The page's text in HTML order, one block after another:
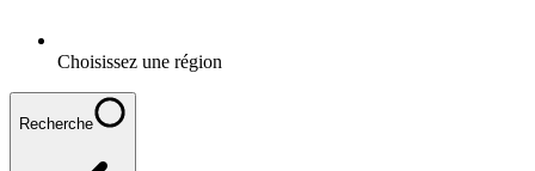
Choisissez une région
Recherche